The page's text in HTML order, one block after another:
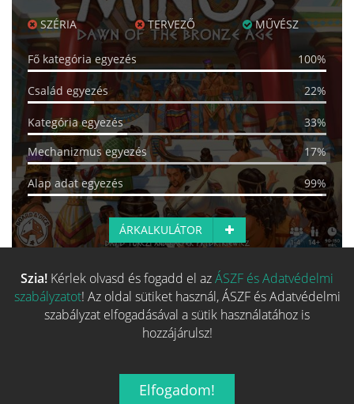
SZÉRIA TERVEZŐ MŰVÉSZ
Fő kategória egyezés 100%
Család egyezés 22%
Kategória egyezés
33%
Mechanizmus egyezés
17%
Alap adat egyezés 99%
ÁRKALKULÁTOR
Több hasonló játék keresése
Szia! Kérlek olvasd és fogadd el azÁSZF és Adatvédelmi
szabályzatot! Az oldal sütiket használ, ÁSZF és Adatvédelmi
szabályzat elfogadásával a sütik használatához is
hozzájárulsz!
Elfogadom!